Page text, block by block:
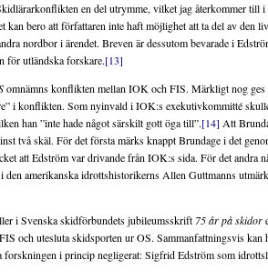
en del utrymme, vilket jag återkommer till i
bero att författaren inte haft möjlighet att ta del av den
nordbor i ärendet. Breven är dessutom bevarade i
för utländska forskare.[13]
omnämns konflikten mellan IOK och FIS. Märkligt nog ges
i konflikten. Som nyinvald i IOK:s exekutivkommitté
han ”inte hade något särskilt gott öga till”.[14] Att
två skäl. För det första märks knappt Brundage i det
att Edström var drivande från IOK:s sida. För det andra
den amerikanska idrottshistorikerns Allen Guttmanns
i Svenska skidförbundets jubileumsskrift 75 år på skidor
och utesluta skidsporten ur OS. Sammanfattningsvis kan
forskningen i princip negligerat: Sigfrid Edström som